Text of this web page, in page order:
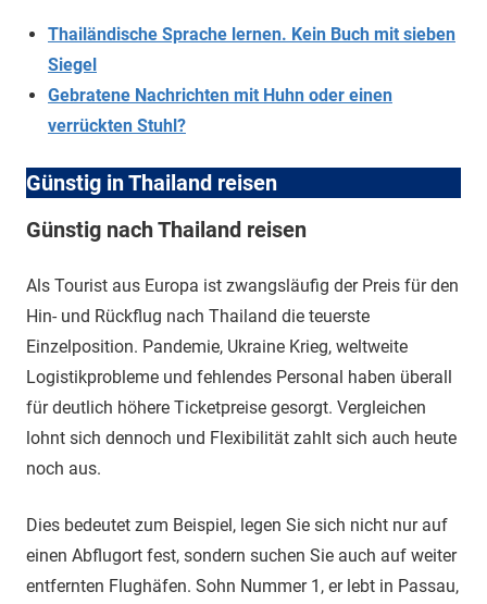
Thailändische Sprache lernen. Kein Buch mit sieben
Siegel
Gebratene Nachrichten mit Huhn oder einen
verrückten Stuhl?
Günstig in Thailand reisen
Günstig nach Thailand reisen
Als Tourist aus Europa ist zwangsläufig der Preis für den
Hin- und Rückflug nach Thailand die teuerste
Einzelposition. Pandemie, Ukraine Krieg, weltweite
Logistikprobleme und fehlendes Personal haben überall
für deutlich höhere Ticketpreise gesorgt. Vergleichen
lohnt sich dennoch und Flexibilität zahlt sich auch heute
noch aus.
Dies bedeutet zum Beispiel, legen Sie sich nicht nur auf
einen Abflugort fest, sondern suchen Sie auch auf weiter
entfernten Flughäfen. Sohn Nummer 1, er lebt in Passau,